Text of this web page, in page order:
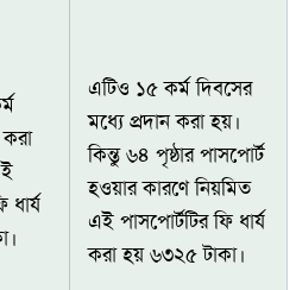
এটিও ১৫ কর্ম দিবসের
মধ্যে প্রদান করা হয়।
কিন্তু ৬৪ পৃষ্ঠার পাসপোর্ট
হওয়ার কারণে নিয়মিত
এই পাসপোর্টটির ফি ধার্য
করা হয় ৬৩২৫ টাকা।